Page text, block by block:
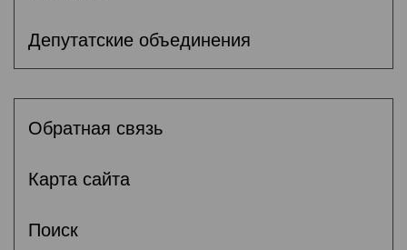
Депутатские объединения
Обратная связь
Карта сайта
Поиск